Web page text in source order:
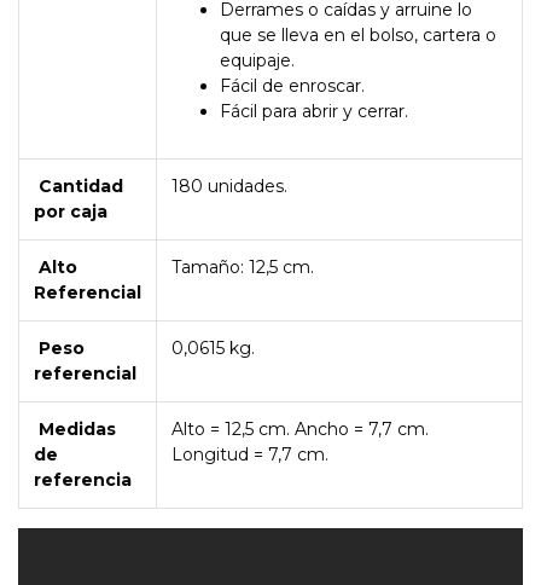
Derrames o caídas y arruine lo
que se lleva en el bolso, cartera o
equipaje.
Fácil de enroscar.
Fácil para abrir y cerrar.
Cantidad
por caja
180 unidades.
Alto
Referencial
Tamaño: 12,5 cm.
Peso
referencial
0,0615 kg.
Medidas
de
referencia
Alto = 12,5 cm. Ancho = 7,7 cm.
Longitud = 7,7 cm.